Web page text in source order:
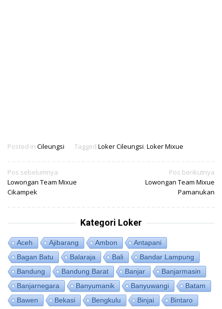
Posted in Cileungsi Tagged Loker Cileungsi, Loker Mixue
Navigasi
pos
Pos sebelumnya
Lowongan Team Mixue
Cikampek
Pos berikutnya
Lowongan Team Mixue
Pamanukan
Kategori Loker
Aceh Ajibarang Ambon
Antapani
Bagan Batu
Balaraja Bali
Bandar Lampung
Bandung
Bandung Barat Banjar
Banjarmasin
Banjarnegara
Banyumanik Banyuwangi
Batam
Bawen
Bekasi Bengkulu Binjai
Bintaro